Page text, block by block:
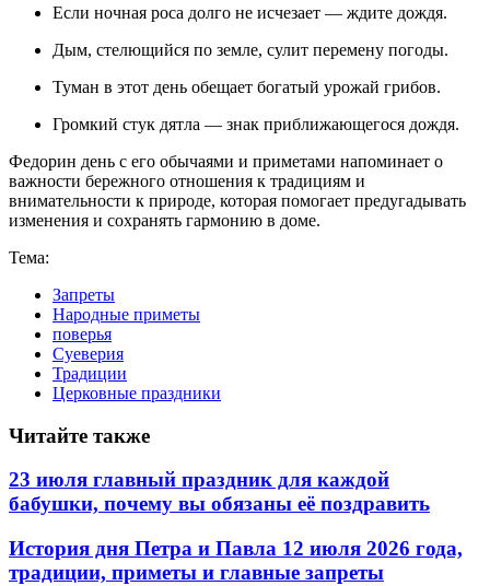
Если ночная роса долго не исчезает — ждите дождя.
Дым, стелющийся по земле, сулит перемену погоды.
Туман в этот день обещает богатый урожай грибов.
Громкий стук дятла — знак приближающегося дождя.
Федорин день с его обычаями и приметами напоминает о
важности бережного отношения к традициям и
внимательности к природе, которая помогает предугадывать
изменения и сохранять гармонию в доме.
Тема:
Запреты
Народные приметы
поверья
Суеверия
Традиции
Церковные праздники
Читайте также
23 июля главный праздник для каждой
бабушки, почему вы обязаны её поздравить
История дня Петра и Павла 12 июля 2026 года,
традиции, приметы и главные запреты